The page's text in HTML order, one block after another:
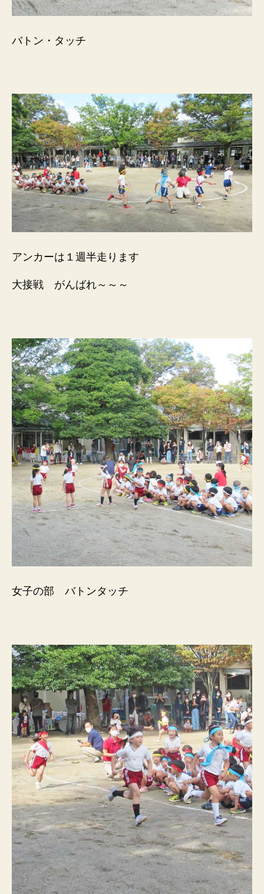
バトン・タッチ
アンカーは１週半走ります
大接戦 がんばれ～～～
女子の部 バトンタッチ